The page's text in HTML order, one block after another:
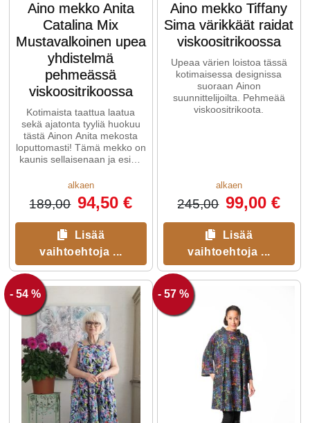
Aino mekko Anita
Catalina Mix
Mustavalkoinen upea
yhdistelmä
pehmeässä
viskoositrikoossa
Kotimaista taattua laatua
sekä ajatonta tyyliä huokuu
tästä Ainon Anita mekosta
loputtomasti! Tämä mekko on
kaunis sellaisenaan ja esim.
alkaen
189,00 94,50 €
Lisää
vaihtoehtoja ...
Aino mekko Tiffany
Sima värikkäät raidat
viskoositrikoossa
Upeaa värien loistoa tässä
kotimaisessa designissa
suoraan Ainon
suunnittelijoilta. Pehmeää
viskoositrikoota.
alkaen
245,00 99,00 €
Lisää
vaihtoehtoja ...
- 54 % - 57 %